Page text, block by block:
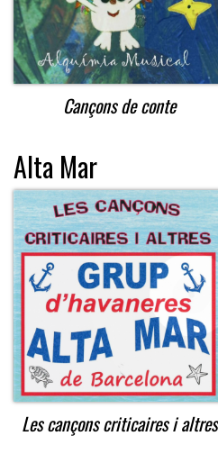
Cançons de conte
Alta Mar
Les cançons criticaires i altres